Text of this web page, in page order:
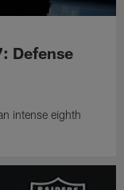
Defense
intense eighth